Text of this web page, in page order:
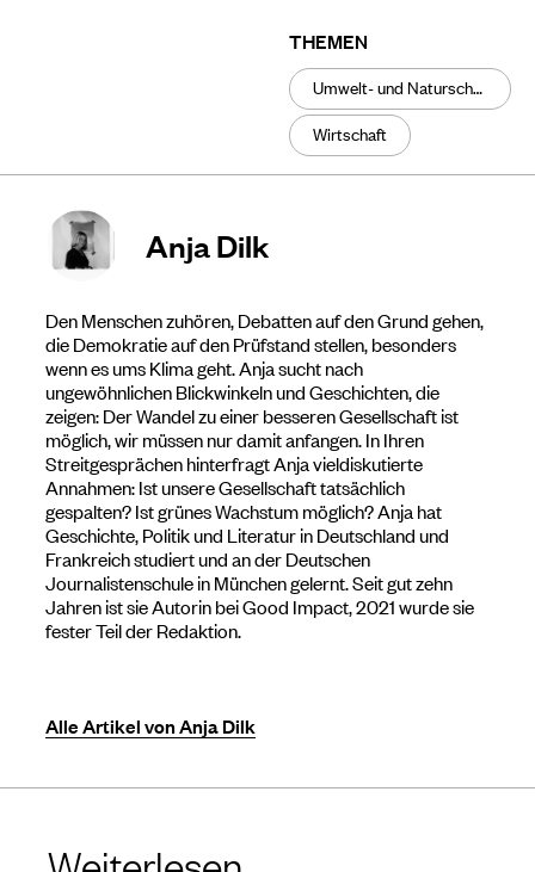
THEMEN
Umwelt- und Naturschutz
Wirtschaft
Anja Dilk
Den Menschen zuhören, Debatten auf den Grund gehen,
die Demokratie auf den Prüfstand stellen, besonders
wenn es ums Klima geht. Anja sucht nach
ungewöhnlichen Blickwinkeln und Geschichten, die
zeigen: Der Wandel zu einer besseren Gesellschaft ist
möglich, wir müssen nur damit anfangen. In Ihren
Streitgesprächen hinterfragt Anja vieldiskutierte
Annahmen: Ist unsere Gesellschaft tatsächlich
gespalten? Ist grünes Wachstum möglich? Anja hat
Geschichte, Politik und Literatur in Deutschland und
Frankreich studiert und an der Deutschen
Journalistenschule in München gelernt. Seit gut zehn
Jahren ist sie Autorin bei Good Impact, 2021 wurde sie
fester Teil der Redaktion.
Alle Artikel von Anja Dilk